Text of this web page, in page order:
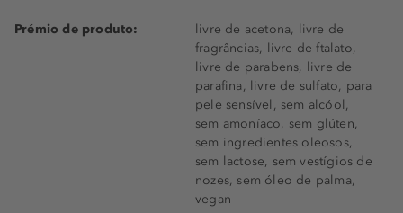
Prémio de produto:
livre de acetona, livre de
fragrâncias, livre de ftalato,
livre de parabens, livre de
parafina, livre de sulfato, para
pele sensível, sem alcóol,
sem amoníaco, sem glúten,
sem ingredientes oleosos,
sem lactose, sem vestígios de
nozes, sem óleo de palma,
vegan